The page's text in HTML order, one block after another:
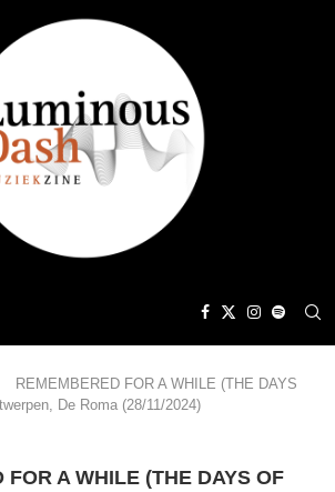
REMEMBERED FOR A WHILE (THE DAYS
De Roma (28/11/2024)
FOR A WHILE (THE DAYS OF